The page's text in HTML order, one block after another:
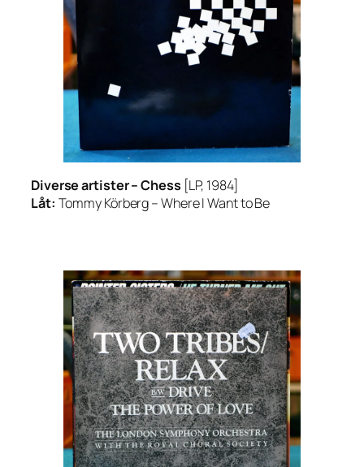
Diverse artister –Chess [LP, 1984]
Låt: Tommy Körberg –Where I Want to Be